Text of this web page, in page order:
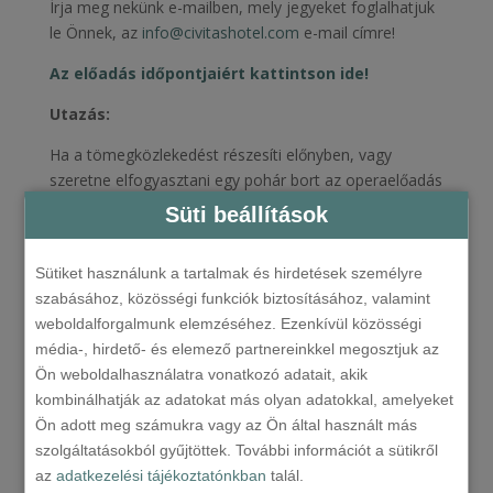
Süti beállítások
Sütiket használunk a tartalmak és hirdetések személyre
szabásához, közösségi funkciók biztosításához, valamint
weboldalforgalmunk elemzéséhez. Ezenkívül közösségi
média-, hirdető- és elemező partnereinkkel megosztjuk az
Ön weboldalhasználatra vonatkozó adatait, akik
kombinálhatják az adatokat más olyan adatokkal, amelyeket
Ön adott meg számukra vagy az Ön által használt más
szolgáltatásokból gyűjtöttek. További információt a sütikről
azadatkezelési tájékoztatónkban talál.
Írja meg nekünk e-mailben, mely jegyeket foglalhatjuk
le Önnek, az info@civitashotel.com e-mail címre!
Az előadás időpontjaiért kattintson ide!
Utazás:
Ha a tömegközlekedést részesíti előnyben, vagy
szeretne elfogyasztani egy pohár bort az operaelőadás
szünetében, akkor a színház kedvezményes
Július 18. szombat
Július 31. péntek
Felszállás: 18:15, Sopron, Paprét (szállodánktól 15 perc
séta)
Augusztus 15. szombat
Augusztus 22. szombat